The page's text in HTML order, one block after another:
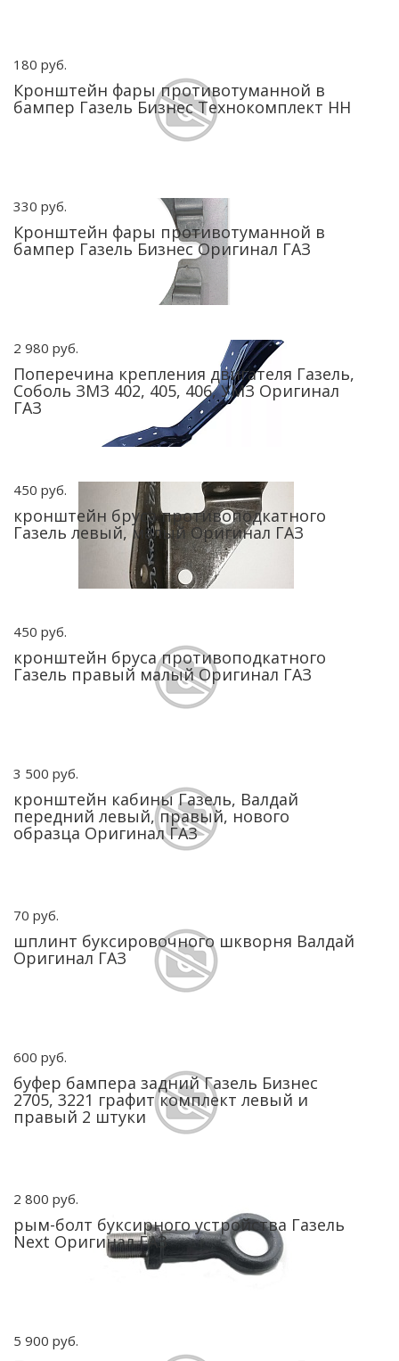
180 руб.
Кронштейн фары противотуманной в
бампер Газель Бизнес Технокомплект НН
330 руб.
Кронштейн фары противотуманной в
бампер Газель Бизнес Оригинал ГАЗ
2 980 руб.
Поперечина крепления двигателя Газель,
Соболь ЗМЗ 402, 405, 406, УМЗ Оригинал
ГАЗ
450 руб.
кронштейн бруса противоподкатного
Газель левый, малый Оригинал ГАЗ
450 руб.
кронштейн бруса противоподкатного
Газель правый малый Оригинал ГАЗ
3 500 руб.
кронштейн кабины Газель, Валдай
передний левый, правый, нового
образца Оригинал ГАЗ
70 руб.
шплинт буксировочного шкворня Валдай
Оригинал ГАЗ
600 руб.
буфер бампера задний Газель Бизнес
2705, 3221 графит комплект левый и
правый 2 штуки
2 800 руб.
рым-болт буксирного устройства Газель
Next Оригинал ГАЗ
5 900 руб.